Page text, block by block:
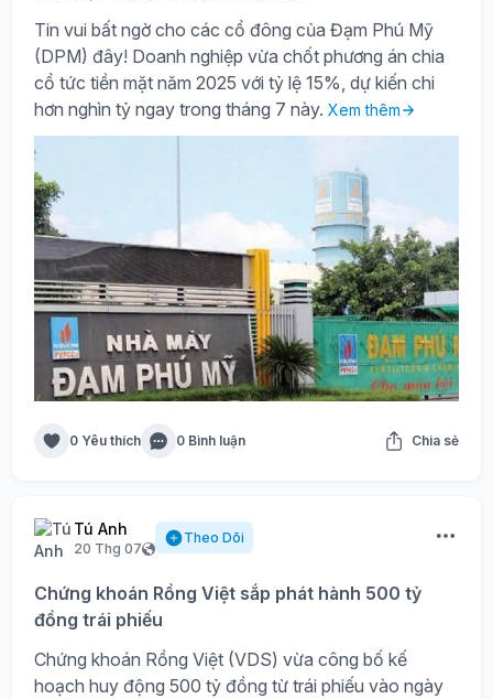
Tin vui bất ngờ cho các cổ đông của Đạm Phú Mỹ
(DPM) đây! Doanh nghiệp vừa chốt phương án chia
cổ tức tiền mặt năm 2025 với tỷ lệ 15%, dự kiến chi
hơn nghìn tỷ ngay trong tháng 7 này. Xem thêm
0 Yêu thích 0 Bình luận Chia sẻ
Tú Anh
20 Thg 07
Theo Dõi
Chứng khoán Rồng Việt sắp phát hành 500 tỷ
đồng trái phiếu
Chứng khoán Rồng Việt (VDS) vừa công bố kế
hoạch huy động 500 tỷ đồng từ trái phiếu vào ngày